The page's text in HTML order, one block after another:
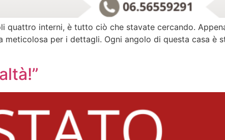
quattro interni, è tutto ciò che stavate cercando.
per i dettagli. Ogni angolo di questa casa è